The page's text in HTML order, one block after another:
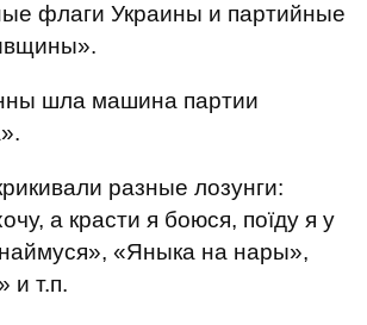
флаги Украины и партийные
шла машина партии
разные лозунги:
а красти я боюся, поїду я у
наймуся», «Яныка на нары»,
и т.п.